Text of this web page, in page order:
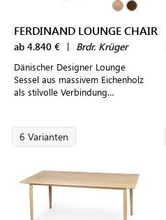
FERDINAND LOUNGE CHAIR
ab 4.840 € | Brdr. Krüger
Dänischer Designer Lounge
Sessel aus massivem Eichenholz
als stilvolle Verbindung
6 Varianten